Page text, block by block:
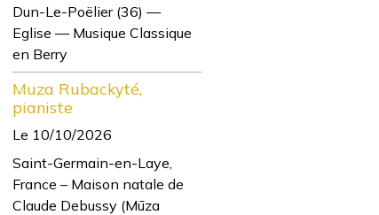
Dun-Le-Poëlier (36) —
Eglise — Musique Classique
en Berry
Muza Rubackyté,
pianiste
Le 10/10/2026
Saint-Germain-en-Laye,
France – Maison natale de
Claude Debussy (Mūza